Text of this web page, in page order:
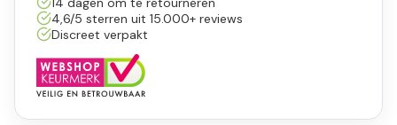
4,6/5 sterren uit 15.000+ reviews
Discreet verpakt